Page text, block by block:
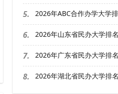
5. 2026年ABC合作办学大学
6. 2026年山东省民办大学排名
7. 2026年广东省民办大学排名
8. 2026年湖北省民办大学排名